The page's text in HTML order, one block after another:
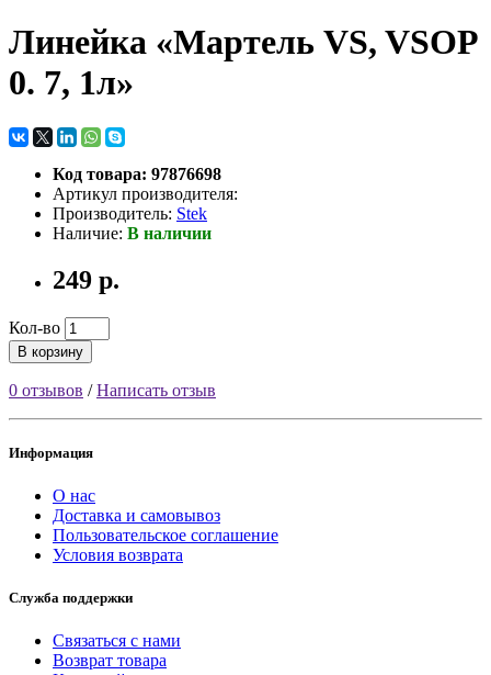
Линейка «Мартель VS, VSOP
0. 7, 1л»
Код товара: 97876698
Артикул производителя:
Производитель: Stek
Наличие: В наличии
249 р.
Кол-во
В корзину
0 отзывов /Написать отзыв
Информация
О нас
Доставка и самовывоз
Пользовательское соглашение
Условия возврата
Служба поддержки
Связаться с нами
Возврат товара